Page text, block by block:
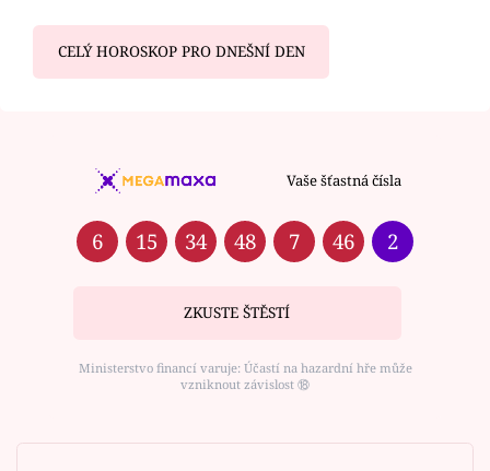
CELÝ HOROSKOP PRO DNEŠNÍ DEN
Vaše šťastná čísla
6 15 34 48 7 46 2
ZKUSTE ŠTĚSTÍ
Ministerstvo financí varuje: Účastí na hazardní hře může
vzniknout závislost ⑱